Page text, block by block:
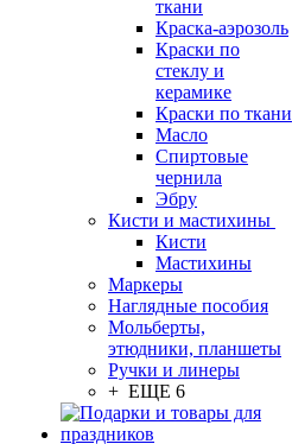
ткани
Краска-аэрозоль
Краски по
стеклу и
керамике
Краски по ткани
Масло
Спиртовые
чернила
Эбру
Кисти и мастихины
Кисти
Мастихины
Маркеры
Наглядные пособия
Мольберты,
этюдники, планшеты
Ручки и линеры
+ ЕЩЕ 6